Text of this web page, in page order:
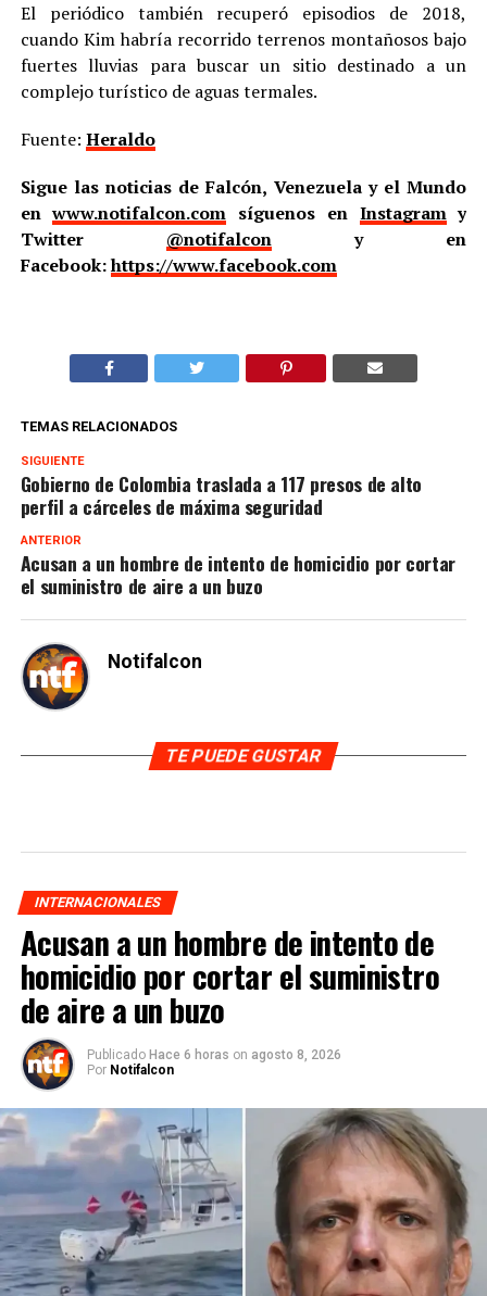
El periódico también recuperó episodios de 2018,
cuando Kim habría recorrido terrenos montañosos bajo
fuertes lluvias para buscar un sitio destinado a un
complejo turístico de aguas termales.
Fuente: Heraldo
Sigue las noticias de Falcón, Venezuela y el Mundo
enwww.notifalcon.com síguenos en Instagramy
Twitter @notifalcony en
Facebook:https://www.facebook.com
TEMAS RELACIONADOS
SIGUIENTE
Gobierno de Colombia traslada a 117 presos de alto
perfil a cárceles de máxima seguridad
ANTERIOR
Acusan a un hombre de intento de homicidio por cortar
el suministro de aire a un buzo
Notifalcon
TE PUEDE GUSTAR
INTERNACIONALES
Acusan a un hombre de intento de
homicidio por cortar el suministro
de aire a un buzo
Publicado Hace 6 horas on agosto 8, 2026
Por Notifalcon